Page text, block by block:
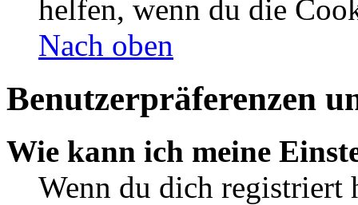
helfen, wenn du die
Nach oben
Benutzerpräferenzen
Wie kann ich meine
Wenn du dich registriert